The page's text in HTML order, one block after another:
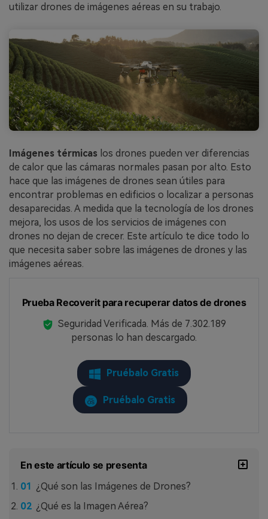
utilizar drones de imágenes aéreas en su trabajo.
Imágenes térmicas los drones pueden ver diferencias
de calor que las cámaras normales pasan por alto. Esto
hace que las imágenes de drones sean útiles para
encontrar problemas en edificios o localizar a personas
desaparecidas. A medida que la tecnología de los drones
mejora, los usos de los servicios de imágenes con
drones no dejan de crecer. Este artículo te dice todo lo
que necesita saber sobre las imágenes de drones y las
imágenes aéreas.
Prueba Recoverit para recuperar datos de drones
Seguridad Verificada. Más de 7.302.189
personas lo han descargado.
Pruébalo Gratis
Pruébalo Gratis
En este artículo se presenta
¿Qué son las Imágenes de Drones?
¿Qué es la Imagen Aérea?